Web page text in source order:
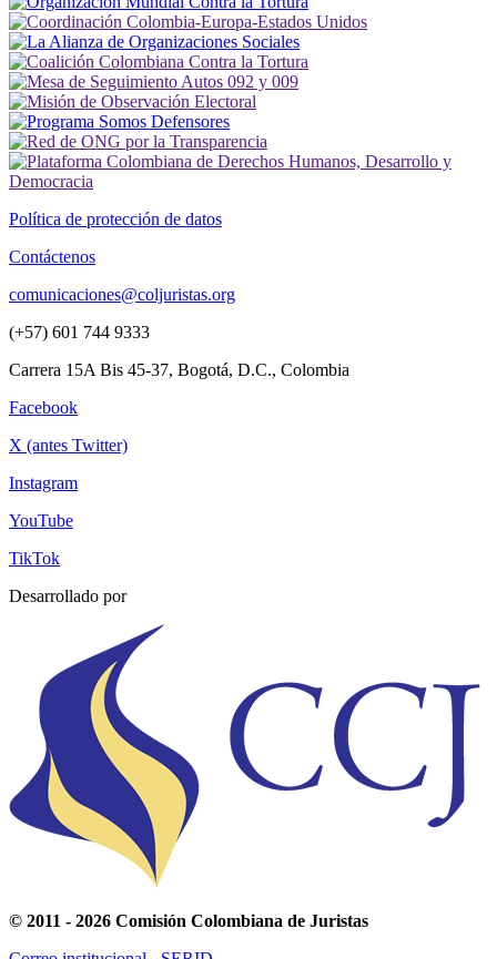
Política de protección de datos
Contáctenos
comunicaciones@coljuristas.org
(+57) 601 744 9333
Carrera 15A Bis 45-37, Bogotá, D.C., Colombia
Facebook
X (antes Twitter)
Instagram
YouTube
TikTok
Desarrollado por
© 2011 - 2026 Comisión Colombiana de Juristas